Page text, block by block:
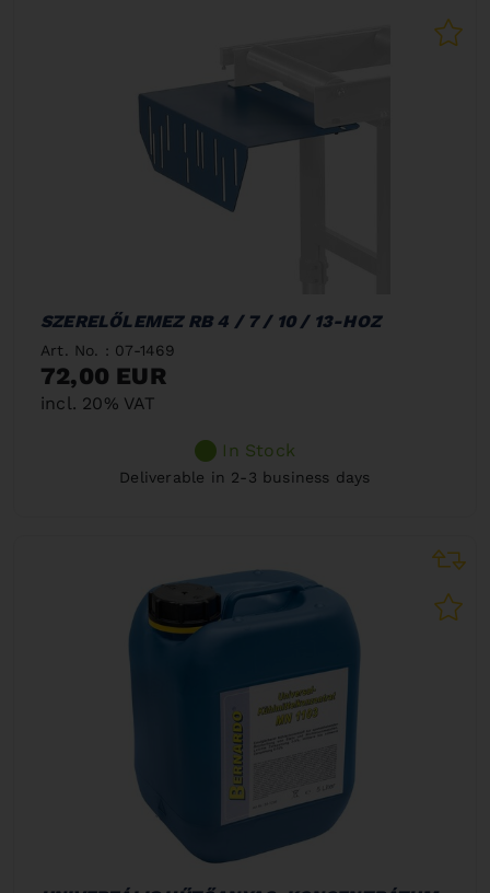
SZERELŐLEMEZ RB 4 / 7 / 10 / 13-HOZ
Art. No. : 07-1469
72,00 EUR
incl. 20% VAT
In Stock
Deliverable in 2-3 business days